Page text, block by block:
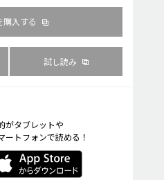
購入する
試し読み
がタブレットや
ートフォンで読める！